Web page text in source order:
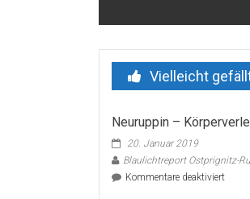
Vielleicht
Neuruppin –
20. Januar 2019
Blaulichtreport Ostprignitz-
Kommentare deaktiviertfür